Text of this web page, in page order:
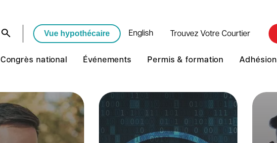
Vue hypothécaire English Trouvez Votre Courtier
Congrès national Événements Permis & formation Adhésion